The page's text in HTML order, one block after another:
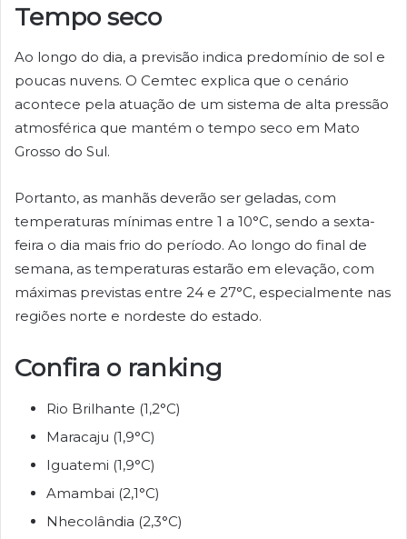
Tempo seco
Ao longo do dia, a previsão indica predomínio de sol e
poucas nuvens. O Cemtec explica que o cenário
acontece pela atuação de um sistema de alta pressão
atmosférica que mantém o tempo seco em Mato
Grosso do Sul.
Portanto, as manhãs deverão ser geladas, com
temperaturas mínimas entre 1 a 10°C, sendo a sexta-
feira o dia mais frio do período. Ao longo do final de
semana, as temperaturas estarão em elevação, com
máximas previstas entre 24 e 27°C, especialmente nas
regiões norte e nordeste do estado.
Confira o ranking
Rio Brilhante (1,2°C)
Maracaju (1,9°C)
Iguatemi (1,9°C)
Amambai (2,1°C)
Nhecolândia (2,3°C)